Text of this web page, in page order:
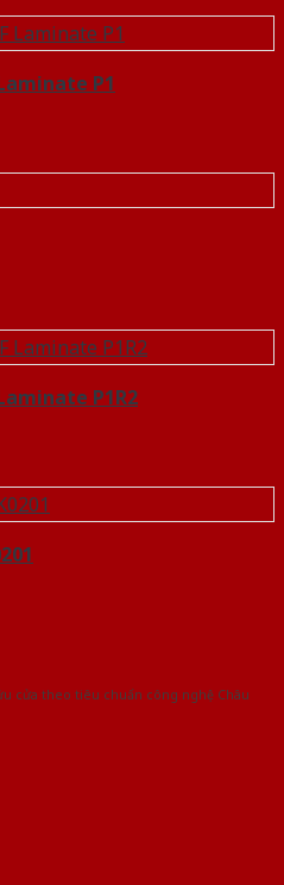
P1
P1R2
cửa theo tiêu chuẩn công nghệ Châu